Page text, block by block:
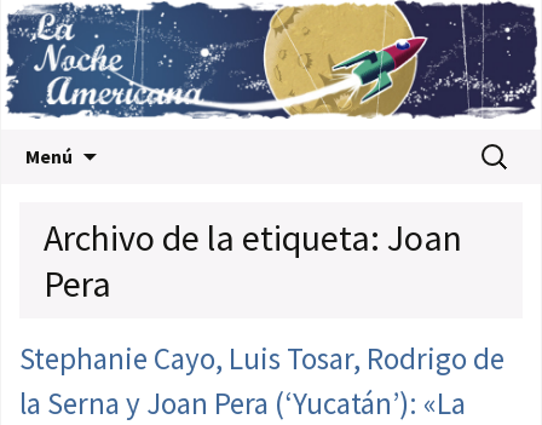
Menú Buscar:
Archivo de la etiqueta: Joan
Pera
Stephanie Cayo, Luis Tosar, Rodrigo de
la Serna y Joan Pera (‘Yucatán’): «La